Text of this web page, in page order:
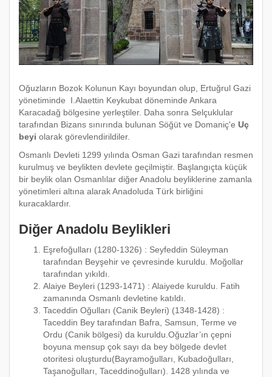
Oğuzların Bozok Kolunun Kayı boyundan olup, Ertuğrul Gazi
yönetiminde I.Alaettin Keykubat döneminde Ankara
Karacadağ bölgesine yerleştiler. Daha sonra Selçuklular
tarafından Bizans sınırında bulunan Söğüt ve Domaniç'e Uç
beyi olarak görevlendirildiler.
Osmanlı Devleti 1299 yılında Osman Gazi tarafından resmen
kurulmuş ve beylikten devlete geçilmiştir. Başlangıçta küçük
bir beylik olan Osmanlılar diğer Anadolu beyliklerine zamanla
yönetimleri altına alarak Anadoluda Türk birliğini
kuracaklardır.
Diğer Anadolu Beylikleri
Eşrefoğulları (1280-1326) : Seyfeddin Süleyman
tarafından Beyşehir ve çevresinde kuruldu. Moğollar
tarafından yıkıldı.
Alaiye Beyleri (1293-1471) : Alaiyede kuruldu. Fatih
zamanında Osmanlı devletine katıldı.
Taceddin Oğulları (Canik Beyleri) (1348-1428) :
Taceddin Bey tarafından Bafra, Samsun, Terme ve
Ordu (Canik bölgesi) da kuruldu.Oğuzlar’ın çepni
boyuna mensup çok sayı da bey bölgede devlet
otoritesi oluşturdu(Bayramoğulları, Kubadoğulları,
Taşanoğulları, Taceddinoğulları). 1428 yılında ve